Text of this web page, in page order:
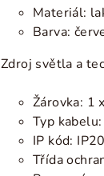
Materiál:
Barva:
Zdroj světla a
Žárovka: 1
Typ
IP kód: IP20
Třída